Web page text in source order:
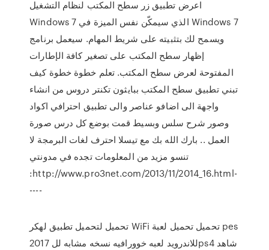
اعرض تطبيق زر سطح المكتب لنظام التشغيل
Windows 7 الذي سيمكّن نفس الميزة في Windows 7
ويسمح لك بتثبيته على شريط المهام. سيعمل برنامج
إظهار سطح المكتب على تصغير كافة الإطارات
المفتوحة لعرض سطح المكتب. تعلم خطوة خطوة كيف
تبني تطبيق سطح المكتب ببايثون تكنتر دروس من انشاء
واجهة الى اضافو عناصر والى تطبيق احترافي اكواد
وصور شرح سلس وبسيط قمت بوضع كل درس صورة
العمل .. بارك الله بك مع تيسلا احترف لغات البرمجة لا
تنسو مزيد من المعلومات تجده في مدونتي
:http://www.pro3net.com/2013/11/2014_16.html-
----
تحميل لتحميل تطبيق لهكر WiFi تحميل تحميل لعبة pes
2017 للاندرويد لعبه خوورافيه نسخه مشابه للps4 شاهد